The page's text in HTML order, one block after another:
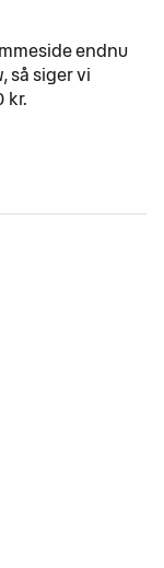
endnu
så siger vi
kr.